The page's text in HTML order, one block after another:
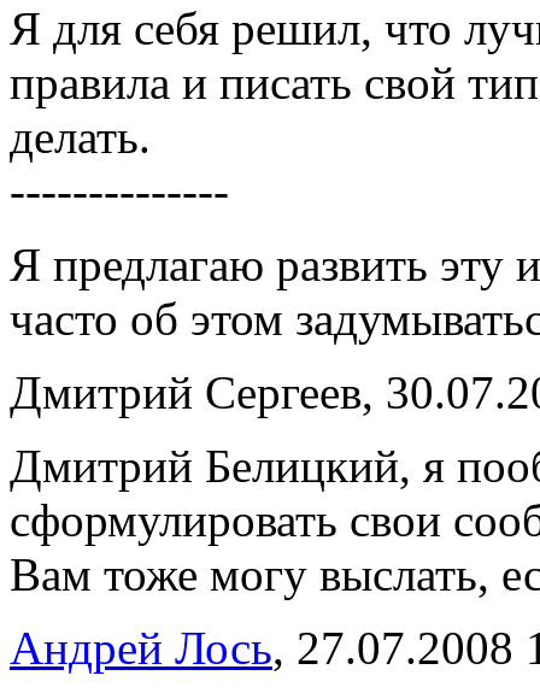
Я для себя решил, что
правила и писать свой
делать.
--------------
Я предлагаю развить эту
часто об этом
Дмитрий Сергеев,
Дмитрий Белицкий, я
сформулировать свои
Вам тоже могу выслать,
Андрей Лось, 27.07.2008